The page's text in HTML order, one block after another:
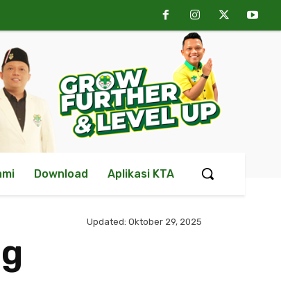
Download Aplikasi KTA
Updated: Oktober 29, 2025